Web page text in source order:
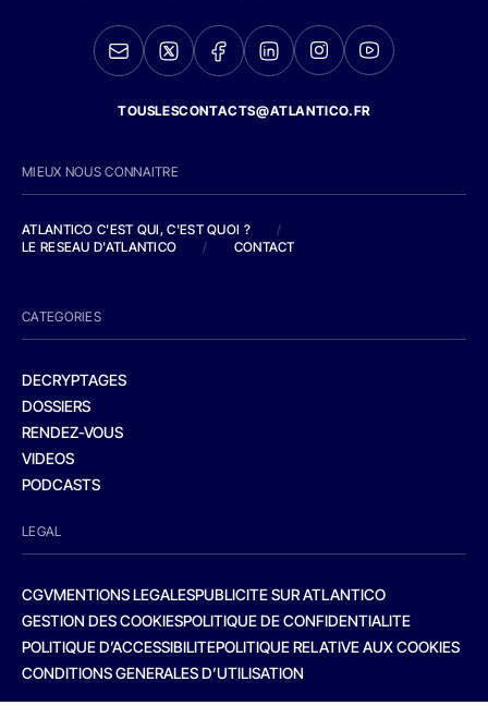
TOUSLESCONTACTS@ATLANTICO.FR
MIEUX NOUS CONNAITRE
ATLANTICO C'EST QUI, C'EST QUOI ?
/
LE RESEAU D'ATLANTICO
/ CONTACT
CATEGORIES
DECRYPTAGES
DOSSIERS
RENDEZ-VOUS
VIDEOS
PODCASTS
LEGAL
CGVMENTIONS LEGALESPUBLICITE SUR ATLANTICO
GESTION DES COOKIESPOLITIQUE DE CONFIDENTIALITE
POLITIQUE D’ACCESSIBILITEPOLITIQUE RELATIVE AUX COOKIES
CONDITIONS GENERALES D’UTILISATION